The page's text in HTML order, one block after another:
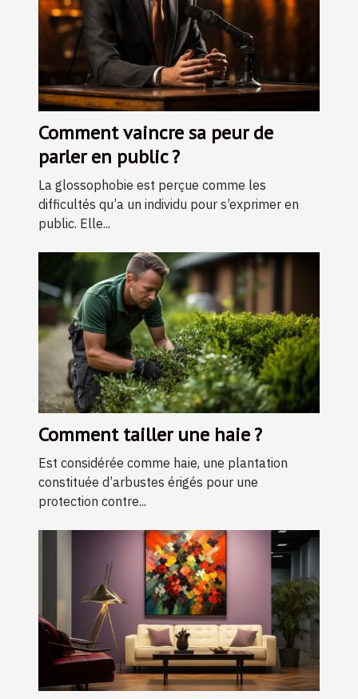
Comment vaincre sa peur de
parler en public ?
La glossophobie est perçue comme les
difficultés qu’a un individu pour s’exprimer en
public. Elle...
Comment tailler une haie ?
Est considérée comme haie, une plantation
constituée d’arbustes érigés pour une
protection contre...